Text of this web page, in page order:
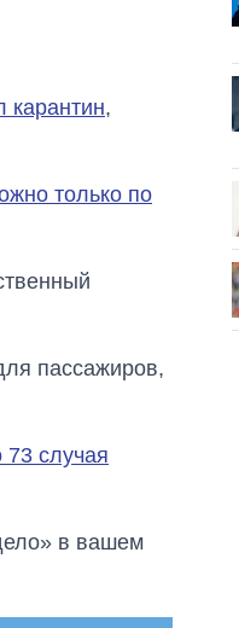
карантин,
только по
пассажиров,
73 случая
в вашем